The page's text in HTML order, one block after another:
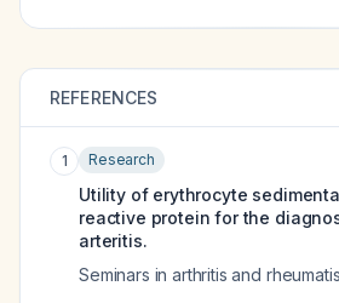
REFERENCES
1 Research
Utility of erythrocyte
reactive protein for the
arteritis.
Seminars in arthritis and